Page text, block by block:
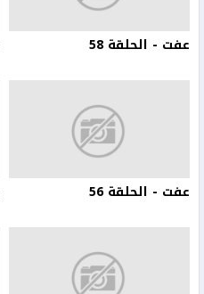
عفت - الحلقة 58
عفت - الحلقة 56